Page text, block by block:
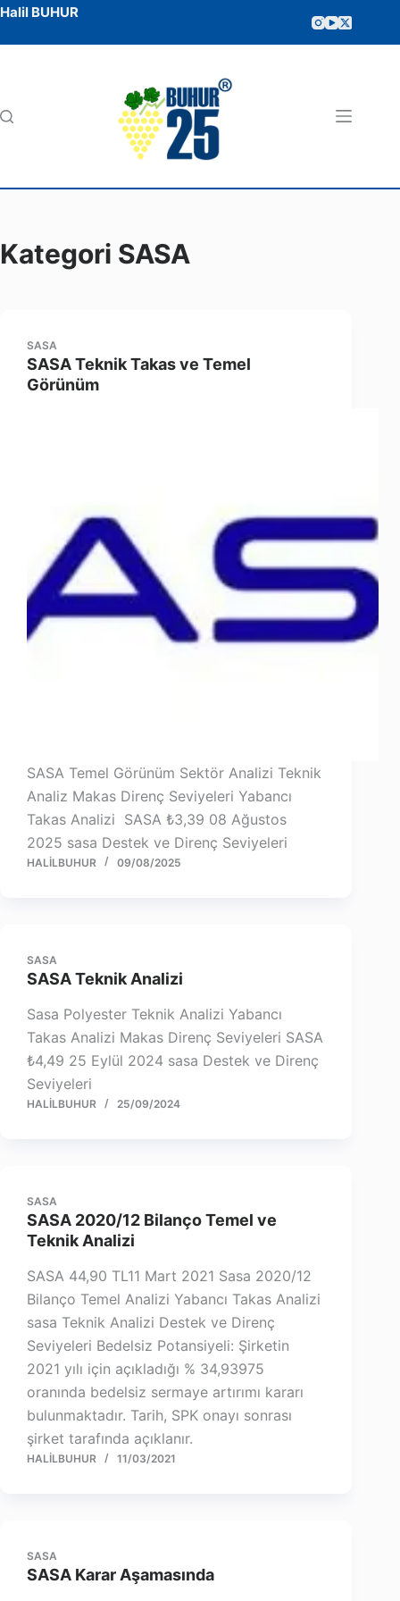
Halil BUHUR
Kategori SASA
SASA
SASA Teknik Takas ve Temel
Görünüm
SASA Temel Görünüm Sektör Analizi Teknik
Analiz Makas Direnç Seviyeleri Yabancı
Takas Analizi SASA ₺3,39 08 Ağustos
2025 sasa Destek ve Direnç Seviyeleri
HALILBUHUR 09/08/2025
SASA
SASA Teknik Analizi
Sasa Polyester Teknik Analizi Yabancı
Takas Analizi Makas Direnç Seviyeleri SASA
₺4,49 25 Eylül 2024 sasa Destek ve Direnç
Seviyeleri
HALILBUHUR 25/09/2024
SASA
SASA 2020/12 Bilanço Temel ve
Teknik Analizi
SASA 44,90 TL11 Mart 2021 Sasa 2020/12
Bilanço Temel Analizi Yabancı Takas Analizi
sasa Teknik Analizi Destek ve Direnç
Seviyeleri Bedelsiz Potansiyeli: Şirketin
2021 yılı için açıkladığı % 34,93975
oranında bedelsiz sermaye artırımı kararı
bulunmaktadır. Tarih, SPK onayı sonrası
şirket tarafında açıklanır.
HALILBUHUR 11/03/2021
SASA
SASA Karar Aşamasında